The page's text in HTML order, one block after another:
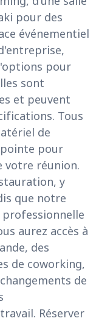
pour des
événementiel
pour
sont
et peuvent
Tous
de
pour
votre réunion.
y
que notre
aurez accès à
des
de coworking,
de
Réserver